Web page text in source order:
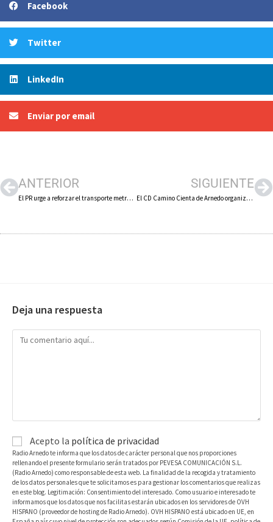
Facebook
Twitter
LinkedIn
Enviar por email
ANTERIOR
El PR urge a reforzar el transporte metropolitano para que los jóvenes puedan acudir a estudiar a Logroño
SIGUIENTE
El CD Camino Cienta de Arnedo organiza este fin de semana del 7 y 8 de octubre su II Torneo de Fútbol Sala ‘Primer Toque’
Deja una respuesta
Acepto la política de privacidad
Radio Arnedo te informa que los datos de carácter personal que nos proporciones
rellenando el presente formulario serán tratados por PEVESA COMUNICACIÓN S.L.
(Radio Arnedo) como responsable de esta web. La finalidad de la recogida y tratamiento
de los datos personales que te solicitamos es para gestionar los comentarios que realizas
en este blog. Legitimación: Consentimiento del interesado. Como usuario e interesado te
informamos que los datos que nos facilitas estarán ubicados en los servidores de OVH
HISPANO (proveedor de hosting de Radio Arnedo). OVH HISPANO está ubicado en UE, en